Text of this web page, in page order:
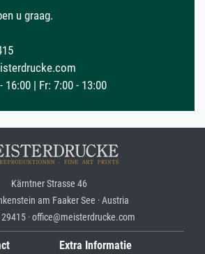
u graag.
16:00 | Fr: 7:00 - 13:00
Kärntner Strasse 46
am Faaker See · Austria
· office@meisterdrucke.com
Extra Informatie